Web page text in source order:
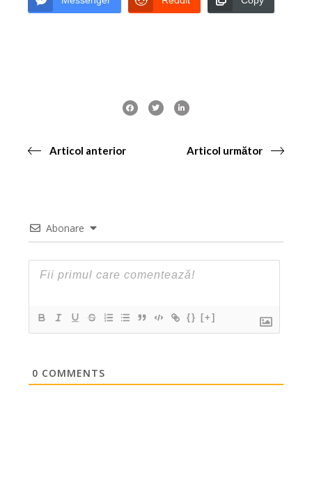
Articol anterior Articol următor
Abonare
{} [+]
0 COMMENTS